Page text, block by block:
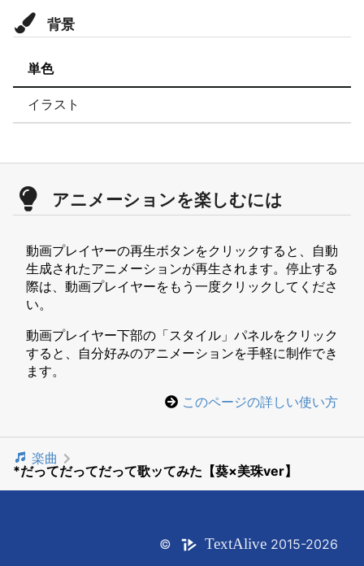
背景
単色
イラスト
アニメーションを楽しむには
動画プレイヤーの再生ボタンをクリックすると、自動
生成されたアニメーションが再生されます。停止する
際は、動画プレイヤーをもう一度クリックしてくださ
い。
動画プレイヤー下部の「スタイル」パネルをクリック
すると、自分好みのアニメーションを手軽に制作でき
ます。
このページの詳しい使い方
楽曲
*だってだってだって歌ッてみた【葵×美珠ver】
© TextAlive 2015-2026